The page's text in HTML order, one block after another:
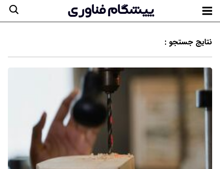
نتایج جستجو :